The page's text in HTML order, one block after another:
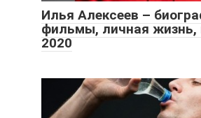
Илья Алексеев –
фильмы, личная жизнь,
2020